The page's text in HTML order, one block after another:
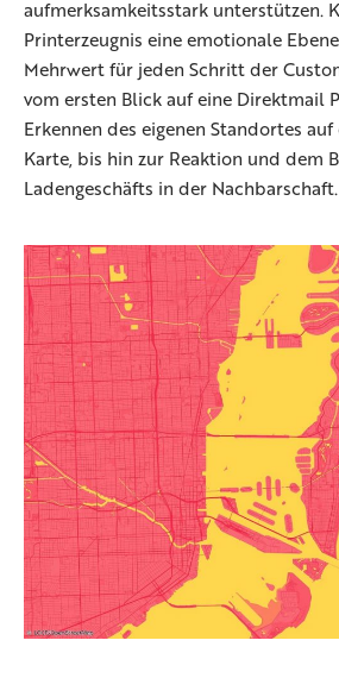
aufmerksamkeitsstark unterstützen.
Printerzeugnis eine emotionale
Mehrwert für jeden Schritt der
vom ersten Blick auf eine Direktmail
Erkennen des eigenen Standortes
Karte, bis hin zur Reaktion und dem
Ladengeschäfts in der Nachbarschaft.